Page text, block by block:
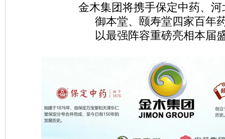
金木集团将携手保定中药、河
御本堂、颐寿堂四家百年
以最强阵容重磅亮相本届